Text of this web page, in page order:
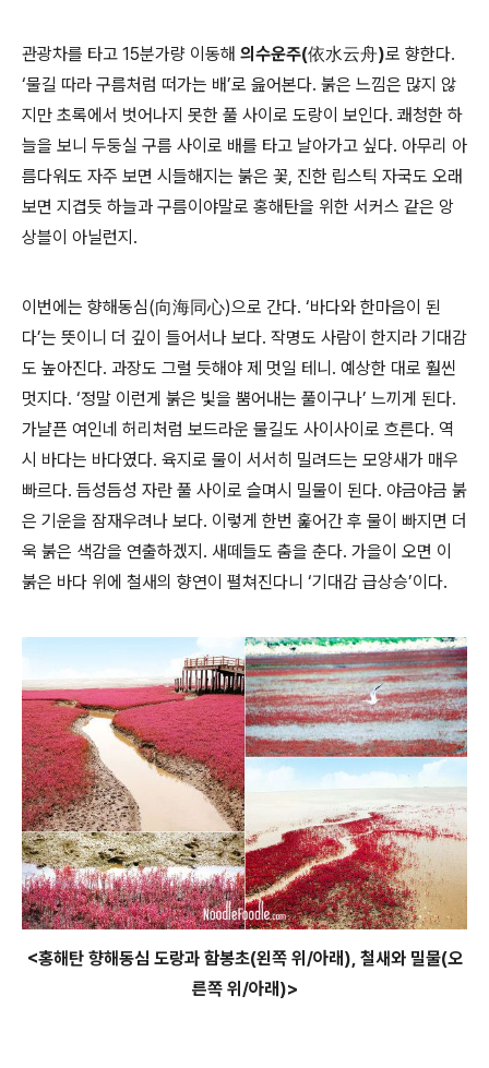
관광차를 타고 15분가량 이동해 의수운주(依水云舟)로 향한다.
‘물길 따라 구름처럼 떠가는 배’로 읊어본다. 붉은 느낌은 많지 않
지만 초록에서 벗어나지 못한 풀 사이로 도랑이 보인다. 쾌청한 하
늘을 보니 두둥실 구름 사이로 배를 타고 날아가고 싶다. 아무리 아
름다워도 자주 보면 시들해지는 붉은 꽃, 진한 립스틱 자국도 오래
보면 지겹듯 하늘과 구름이야말로 홍해탄을 위한 서커스 같은 앙
상블이 아닐런지.
이번에는 향해동심(向海同心)으로 간다. ‘바다와 한마음이 된
다’는 뜻이니 더 깊이 들어서나 보다. 작명도 사람이 한지라 기대감
도 높아진다. 과장도 그럴 듯해야 제 멋일 테니. 예상한 대로 훨씬
멋지다. ‘정말 이런게 붉은 빛을 뿜어내는 풀이구나’ 느끼게 된다.
가냘픈 여인네 허리처럼 보드라운 물길도 사이사이로 흐른다. 역
시 바다는 바다였다. 육지로 물이 서서히 밀려드는 모양새가 매우
빠르다. 듬성듬성 자란 풀 사이로 슬며시 밀물이 된다. 야금야금 붉
은 기운을 잠재우려나 보다. 이렇게 한번 훑어간 후 물이 빠지면 더
욱 붉은 색감을 연출하겠지. 새떼들도 춤을 춘다. 가을이 오면 이
붉은 바다 위에 철새의 향연이 펼쳐진다니 ‘기대감 급상승’이다.
<홍해탄 향해동심 도랑과 함봉초(왼쪽 위/아래), 철새와 밀물(오
른쪽 위/아래)>